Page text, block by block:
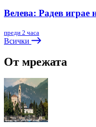
Велева: Радев играе
преди 2 часа
Всички
От мрежата